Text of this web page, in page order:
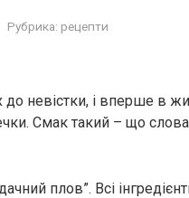
Рубрика: рецепти
до невістки, і вперше в
Смак такий – що
плов”. Всі